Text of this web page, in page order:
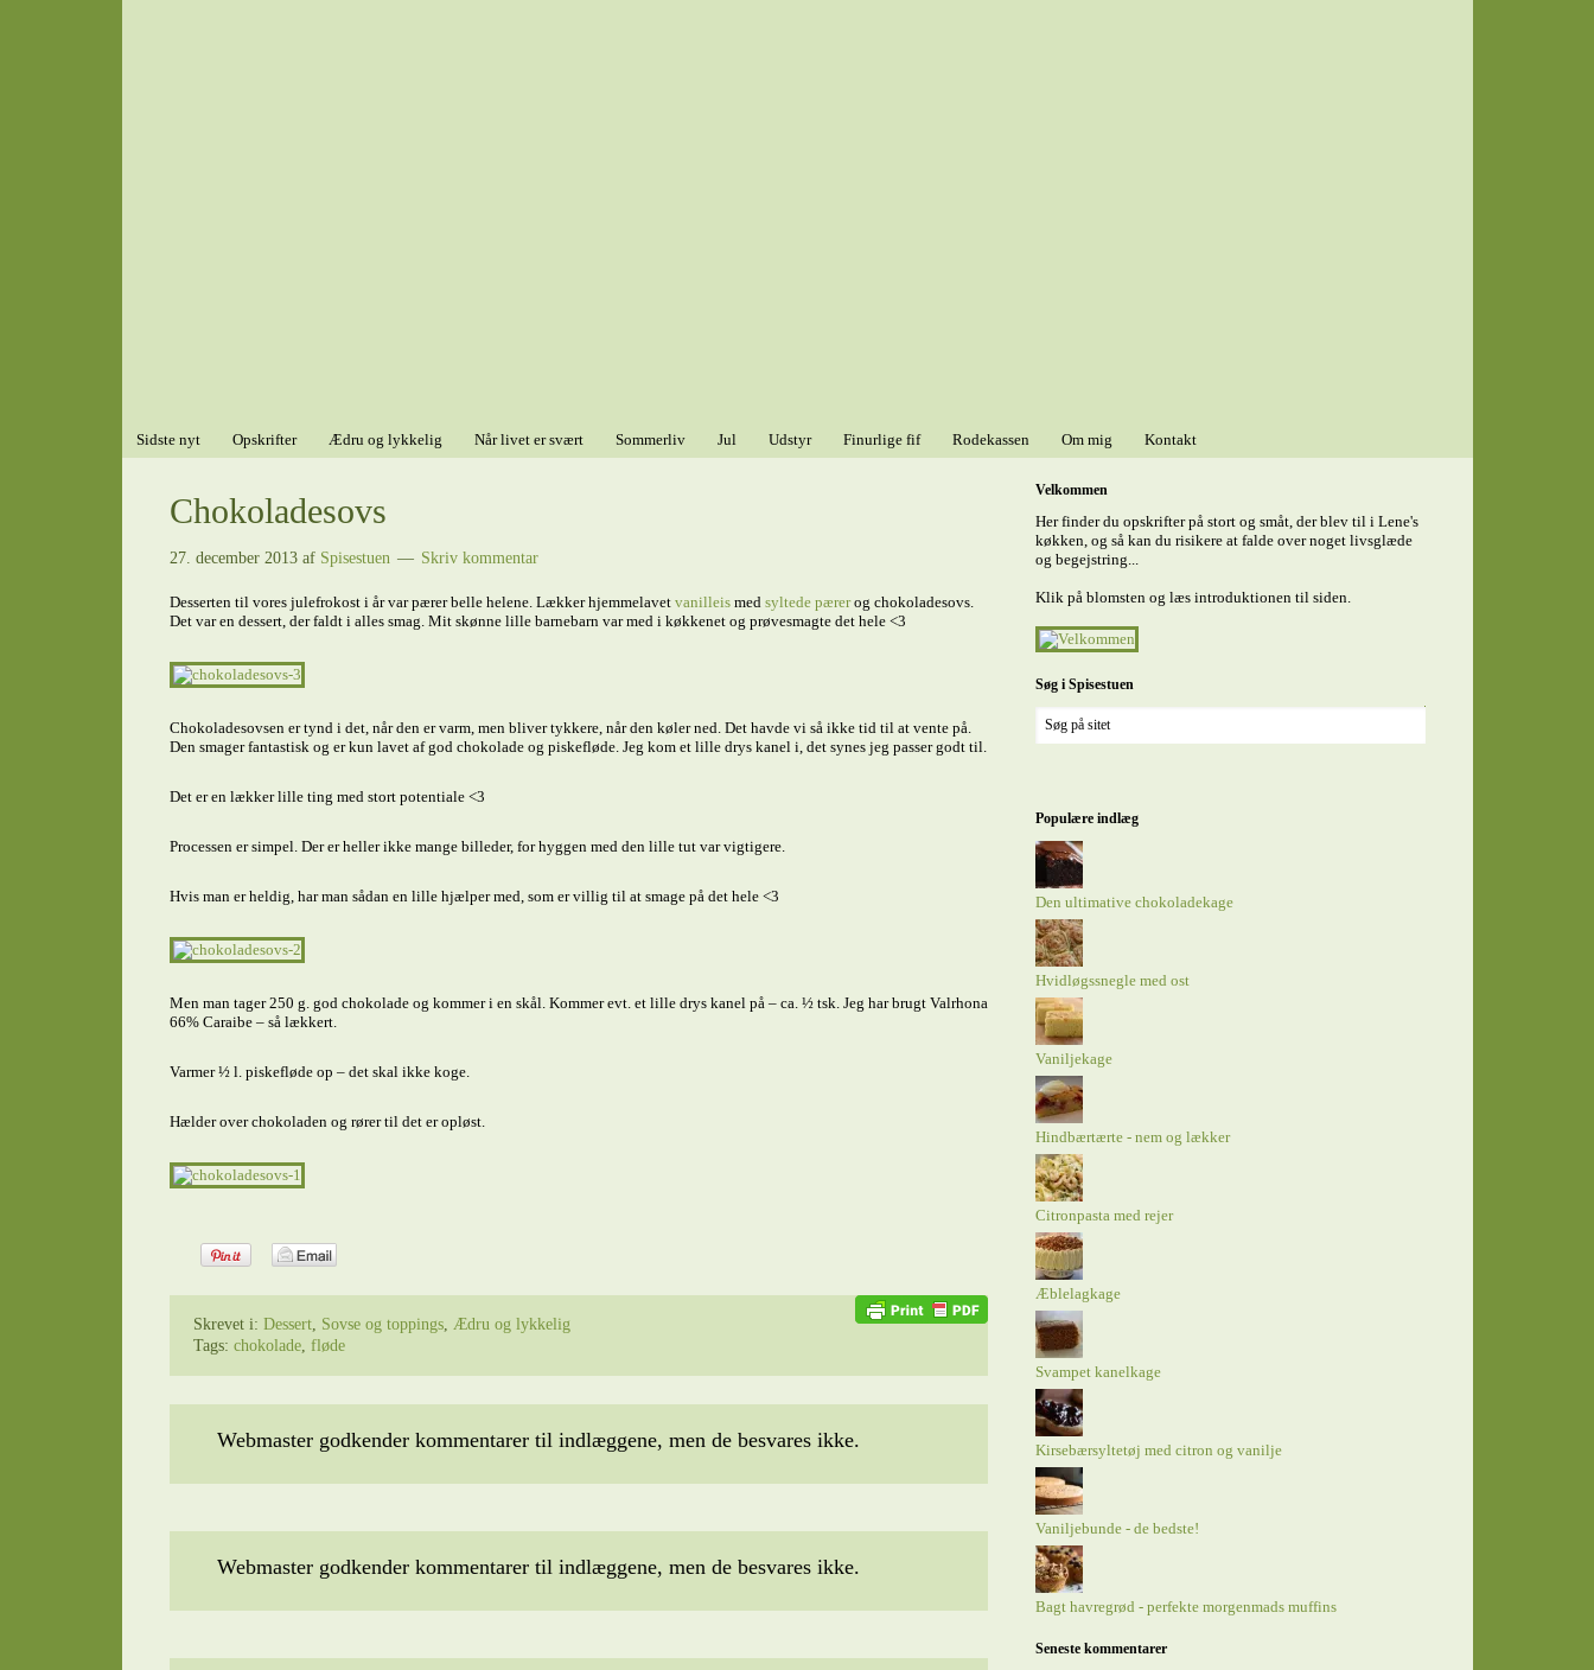
Sidste nyt Opskrifter Ædru og lykkelig Når livet er svært Sommerliv Jul Udstyr Finurlige fif Rodekassen Om mig Kontakt
Chokoladesovs
27. december 2013af Spisestuen Skriv kommentar
Desserten til vores julefrokost i år var pærer belle helene. Lækker hjemmelavet vanilleismed syltede pærerog chokoladesovs.
Det var en dessert, der faldt i alles smag. Mit skønne lille barnebarn var med i køkkenet og prøvesmagte det hele <3
Chokoladesovsen er tynd i det, når den er varm, men bliver tykkere, når den køler ned. Det havde vi så ikke tid til at vente på.
Den smager fantastisk og er kun lavet af god chokolade og piskefløde. Jeg kom et lille drys kanel i, det synes jeg passer godt til.
Det er en lækker lille ting med stort potentiale <3
Processen er simpel. Der er heller ikke mange billeder, for hyggen med den lille tut var vigtigere.
Hvis man er heldig, har man sådan en lille hjælper med, som er villig til at smage på det hele <3
Men man tager 250 g. god chokolade og kommer i en skål. Kommer evt. et lille drys kanel på – ca. ½ tsk. Jeg har brugt Valrhona
66% Caraibe – så lækkert.
Varmer ½ l. piskefløde op – det skal ikke koge.
Hælder over chokoladen og rører til det er opløst.
Skrevet i: Dessert, Sovse og toppings, Ædru og lykkelig
Tags: chokolade, fløde
Webmaster godkender kommentarer til indlæggene, men de besvares ikke.
Webmaster godkender kommentarer til indlæggene, men de besvares ikke.
Velkommen
Her finder du opskrifter på stort og småt, der blev til i Lene's
køkken, og så kan du risikere at falde over noget livsglæde
og begejstring...
Klik på blomsten og læs introduktionen til siden.
Søg i Spisestuen
Populære indlæg
Den ultimative chokoladekage
Hvidløgssnegle med ost
Vaniljekage
Hindbærtærte - nem og lækker
Citronpasta med rejer
Æblelagkage
Svampet kanelkage
Kirsebærsyltetøj med citron og vanilje
Vaniljebunde - de bedste!
Bagt havregrød - perfekte morgenmads muffins
Seneste kommentarer